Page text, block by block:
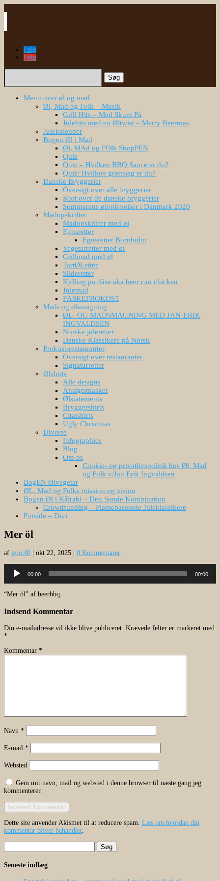
Følg
Følg
Søg
Menu over øl og mad
Øl, Mad og Folk – Musik
Grill Hits – Med Skum På
Julehits med en Øltwist – Merry Beermas
Julekalender
Bogen Øl i Mad
Øl, MAd og FOlk ShopPEN
Quiz
Quiz – Hvilken BBQ Sauce er du?
Quiz: Hvilken grøntsag er du?
Danske Bryggerier
Oversigt over alle bryggerier
Kort over de danske bryggerier
Sommerens øloplevelser i Danmark 2020
Madopskrifter
Madopskrifter med øl
Egnsretter
Egnsretter Bornholm
Vegetarretter med øl
Grillmad med øl
TartØLetter
Silderetter
Kylling på dåse aka beer can chicken
Julemad
PÅSKEFROKOST
Mad- og ølsmagning
ØL- OG MADSMAGNING MED JAN-ERIK
INGVALDSEN
Norske juleretter
Danske Klassikere på Norsk
Frokost-restauranter
Oversigt over restauranter
Signaturretter
Ølshirts
Alle designs
Ansigtsmasker
Ølstatements
Bryggershirts
Citatshirts
Ugly Christmas
Diverse
Infographics
Blog
Om os
Cookie- og privatlivspolitik hos Øl, Mad
og Folk v/Jan Erik Ingvaldsen
BogEN Ølvegetar
ØL, Mad og Folks mission og vision
Bogen Øl i Kålrabi – Den Sunde Kombination
Crowdfunding – Plantebaserede Juleklassikere
Forside – Divi
Mer öl
af jeric40 okt 22, 2025
0 Kommentarer
00:00 00:00
“Mer öl” af beerbbq.
Indsend Kommentar
Din e-mailadresse vil ikke blive publiceret. Krævede felter er markeret med
*
Kommentar *
Navn *
E-mail *
Websted
Gem mit navn, mail og websted i denne browser til næste gang jeg
kommenterer.
Dette site anvender Akismet til at reducere spam. Læs om hvordan din
kommentar bliver behandlet.
efter:
Seneste indlæg